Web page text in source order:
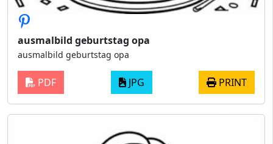
ausmalbild geburtstag opa
ausmalbild geburtstag opa
PDF JPG PRINT